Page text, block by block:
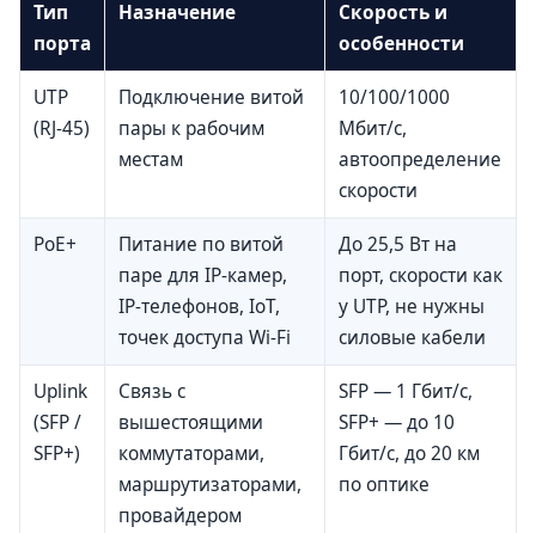
Тип
порта
Назначение
Скорость и
особенности
UTP
(RJ-45)
Подключение витой
пары к рабочим
местам
10/100/1000
Мбит/с,
автоопределение
скорости
PoE+
Питание по витой
паре для IP-камер,
IP-телефонов, IoT,
точек доступа Wi-Fi
До 25,5 Вт на
порт, скорости как
у UTP, не нужны
силовые кабели
Uplink
(SFP /
SFP+)
Связь с
вышестоящими
коммутаторами,
маршрутизаторами,
провайдером
SFP — 1 Гбит/с,
SFP+ — до 10
Гбит/с, до 20 км
по оптике